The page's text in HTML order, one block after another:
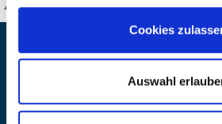
Cookies
Auswahl
KANZLSPERGER GmbH
KONTAKTIEREN SIE UNS